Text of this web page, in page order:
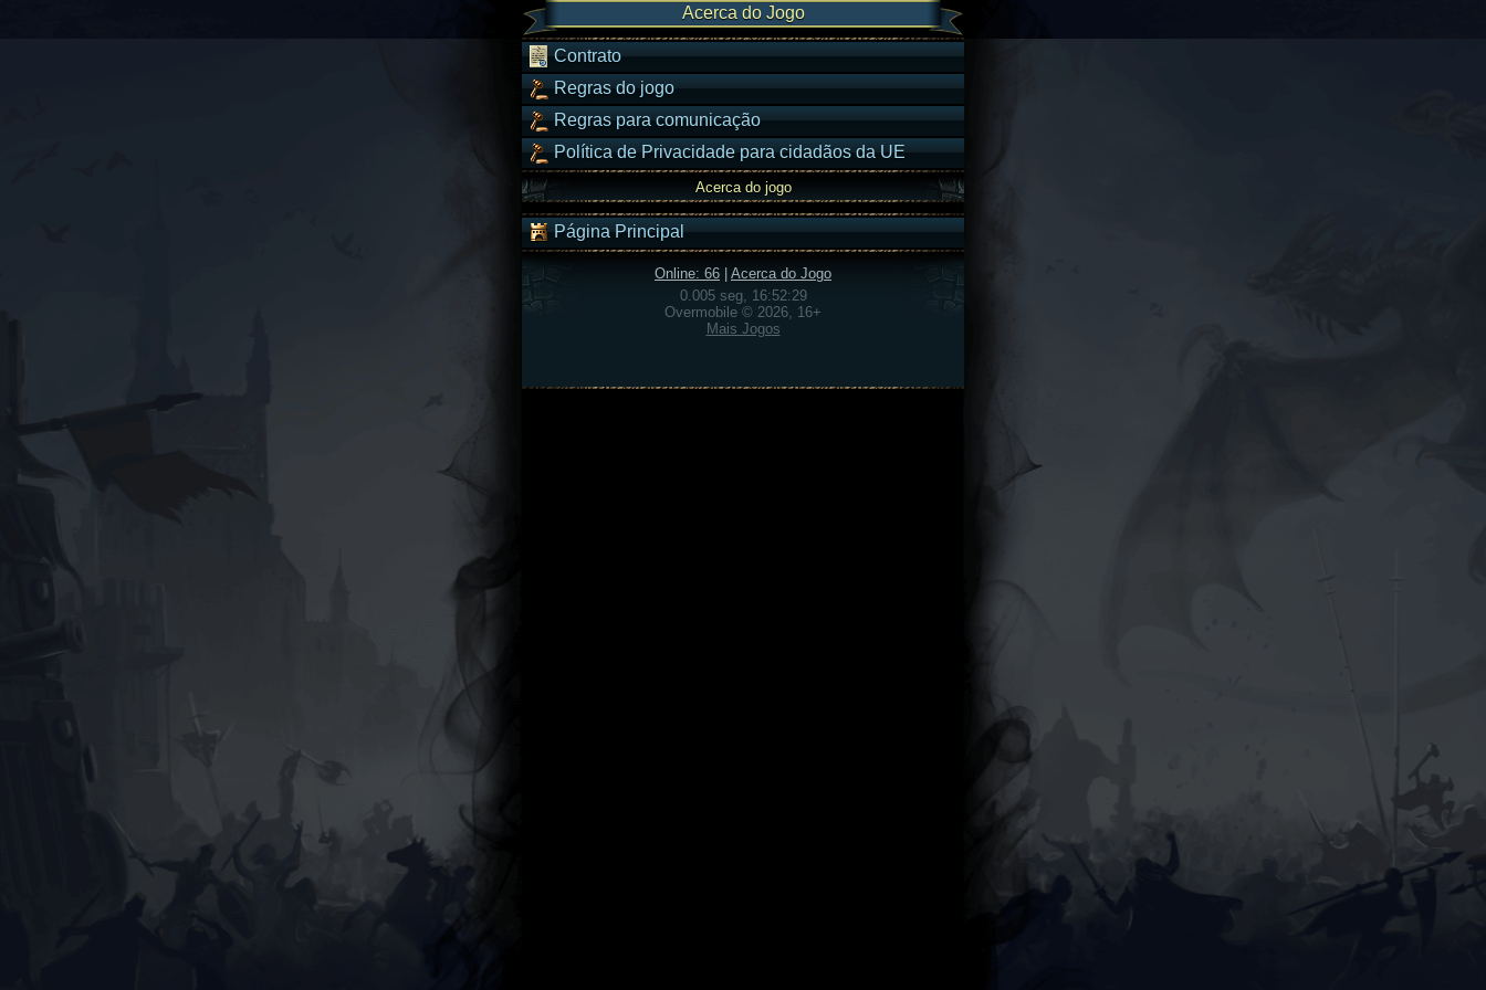
Acerca do Jogo
Contrato
Regras do jogo
Regras para comunicação
Política de Privacidade para cidadãos da UE
Acerca do jogo
Página Principal
Online: 66
Acerca do Jogo
0.005 seg, 16:52:29
Overmobile © 2026, 16+
Mais Jogos